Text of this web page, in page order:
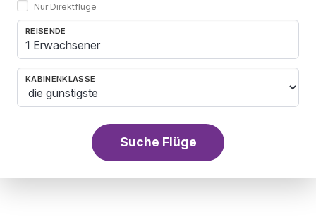
Nur Direktflüge
REISENDE
1 Erwachsener
KABINENKLASSE
Suche Flüge